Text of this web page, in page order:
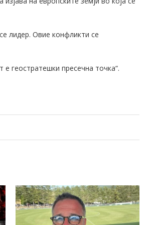
лидер. Овие конфликти се
геостратешки пресечна точка“.